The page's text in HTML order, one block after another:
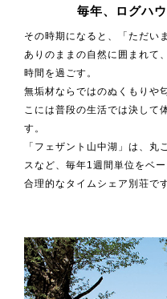
毎年、ログハ
その時期になると、「ただい
ありのままの自然に囲まれて
時間を過ごす。
無垢材ならではのぬくもりや
こには普段の生活では決して
す。
「フェザント山中湖」は、丸
スなど、毎年1週間単位をベ
合理的なタイムシェア別荘です